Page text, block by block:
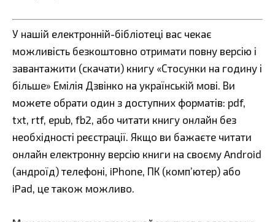
У нашій електронній-бібліотеці вас чекає
можливість безкоштовно отримати повну версію і
завантажити (скачати) книгу «Стосунки на годину і
більше» Емілія Дзвінко на українській мові. Ви
можете обрати один з доступних форматів: pdf,
txt, rtf, epub, fb2, або читати книгу онлайн без
необхідності реєстрації. Якщо ви бажаєте читати
онлайн електронну версію книги на своєму Android
(андроїд) телефоні, iPhone, ПК (комп’ютер) або
iPad, це також можливо.